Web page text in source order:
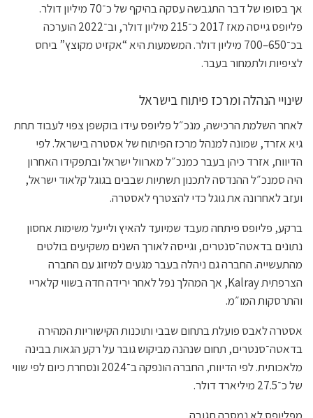
אך בסופו של דבר התגבשה עסקה בהיקף של כ־70 מיליון דולר.
פליופס גייסה מאז 2017 כ־215 מיליון דולר, וב־2022 הוערכה
בכ־650–700 מיליון דולר. המשמעות היא “אקזיט מקוצץ” ביחס
לציפיות ולתמחור בעבר.
שינויי הנהלה ומרכז פיתוח בישראל
לאחר השלמת הרכישה, מנכ״ל פליופס עידו בוקשפן צפוי לעבוד תחת
גיא אזרד, שמונה למנהל מרכז הפיתוח של אסטרה בישראל. לפי
הדיווח, אזרד כיהן בעבר כמנכ״ל מארוול ישראל ובתפקידו האחרון
היה סמנכ״ל ההנדסה לתכנון תשתיות שבבים בגוגל קלאוד ישראל,
ועזב לאחרונה את גוגל כדי להצטרף לאסטרה.
ברקע, פליופס פיתחה מעבד שמיועד להאיץ ולייעל משימות אחסון
נתונים בדאטה־סנטרים, וגייסה לאורך השנים משקיעים בולטים
מהתעשייה. החברה גם ניהלה בעבר מגעים למיזוג עם החברה
הצרפתית Kalray, אך המהלך נפל לאחר ירידה חדה בשווי קלאריי
והתרסקות המו״מ.
אסטרה לאבס פועלת בתחום שבבי ותוכנות הקישוריות המהירה
בדאטה־סנטרים, תחום שנהנה מביקוש גובר על רקע הגאות בבינה
מלאכותית. לפי הדיווח, החברה הונפקה ב־2024 ונסחרת כיום לפי שווי
של כ־27.5 מיליארד דולר.